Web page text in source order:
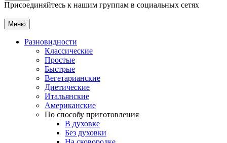
Присоединяйтесь к нашим группам в социальных сетях
Меню
Разновидности
Классические
Простые
Быстрые
Вегетарианские
Диетические
Итальянские
Американские
По способу приготовления
В духовке
Без духовки